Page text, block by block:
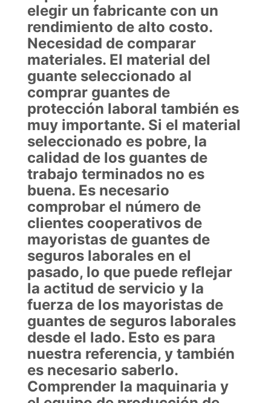
elegir un fabricante con un
rendimiento de alto costo.
Necesidad de comparar
materiales. El material del
guante seleccionado al
comprar guantes de
protección laboral también es
muy importante. Si el material
seleccionado es pobre, la
calidad de los guantes de
trabajo terminados no es
buena. Es necesario
comprobar el número de
clientes cooperativos de
mayoristas de guantes de
seguros laborales en el
pasado, lo que puede reflejar
la actitud de servicio y la
fuerza de los mayoristas de
guantes de seguros laborales
desde el lado. Esto es para
nuestra referencia, y también
es necesario saberlo.
Comprender la maquinaria y